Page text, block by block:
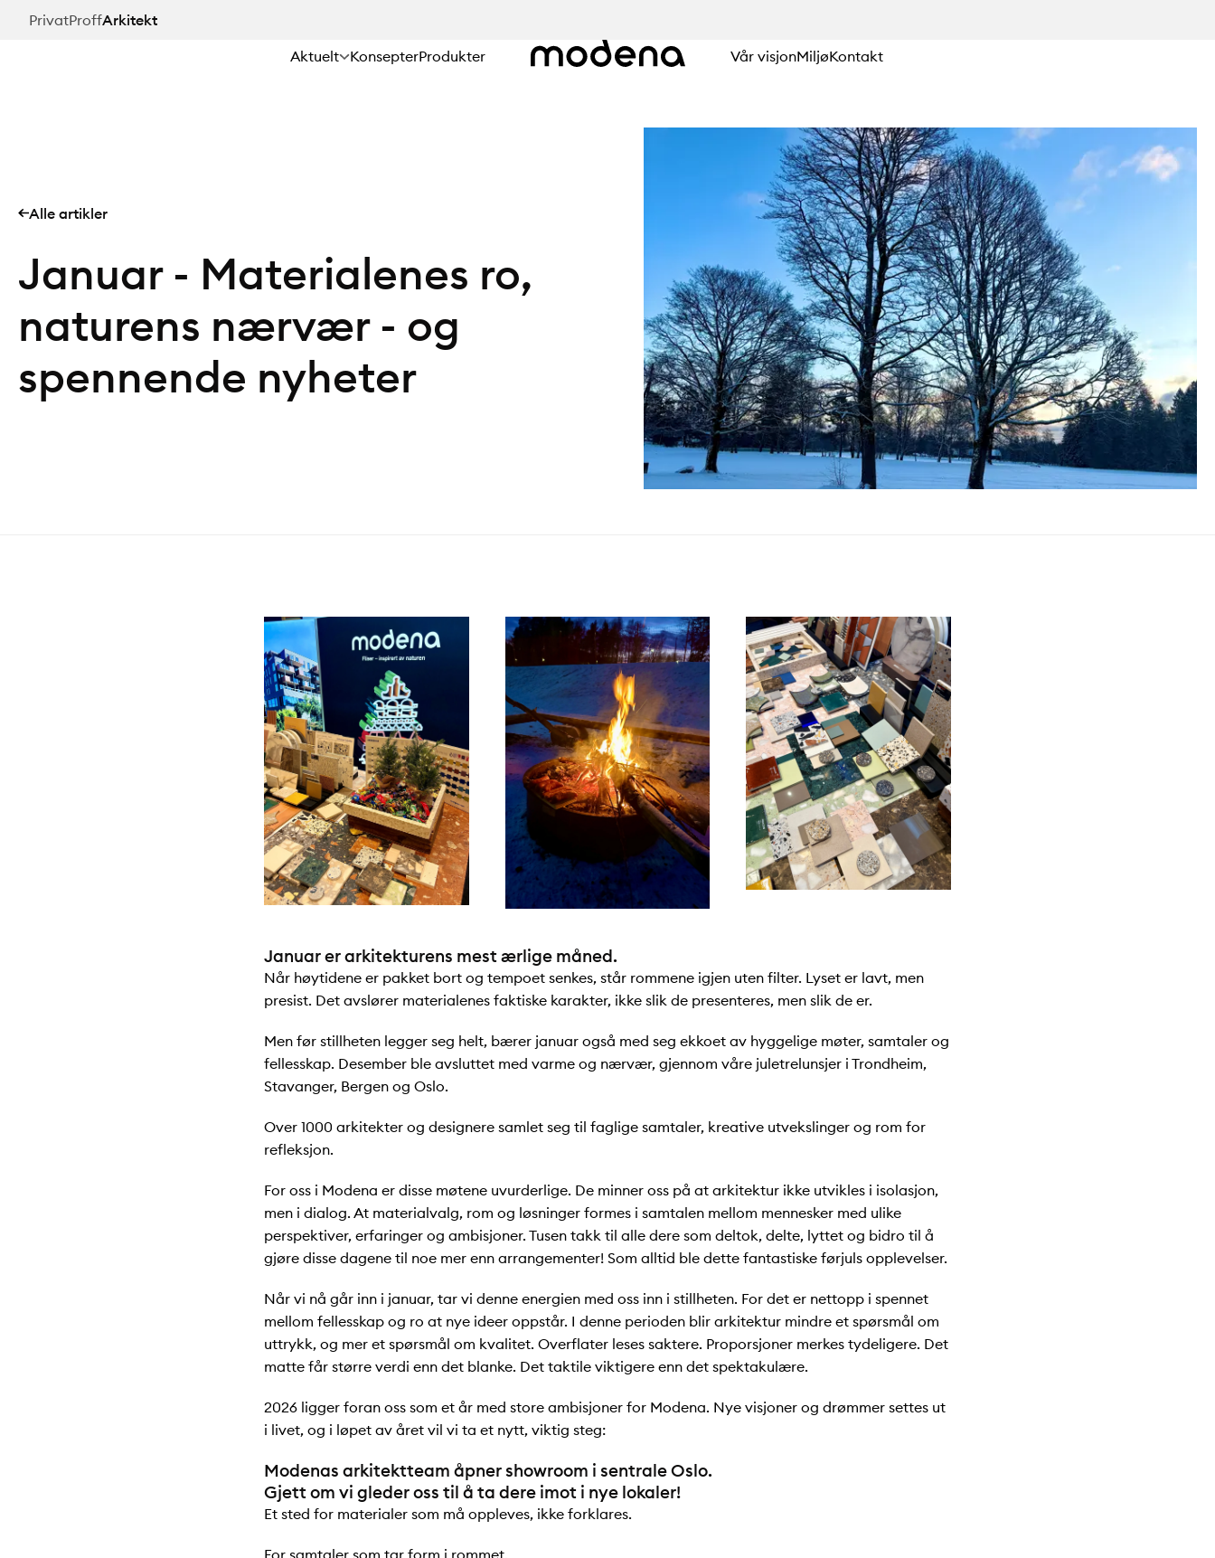
HoppPrivatProffArkitekt
Aktuelt KonsepterProdukter Vår visjonMiljøKontakt
Alle artikler
Januar - Materialenes ro,
naturens nærvær - og
spennende nyheter
Januar er arkitekturens mest ærlige måned.
Når høytidene er pakket bort og tempoet senkes, står rommene igjen uten filter. Lyset er lavt, men
presist. Det avslører materialenes faktiske karakter, ikke slik de presenteres, men slik de er.
Men før stillheten legger seg helt, bærer januar også med seg ekkoet av hyggelige møter, samtaler og
fellesskap. Desember ble avsluttet med varme og nærvær, gjennom våre juletrelunsjer i Trondheim,
Stavanger, Bergen og Oslo.
Over 1000 arkitekter og designere samlet seg til faglige samtaler, kreative utvekslinger og rom for
refleksjon.
For oss i Modena er disse møtene uvurderlige. De minner oss på at arkitektur ikke utvikles i isolasjon,
men i dialog. At materialvalg, rom og løsninger formes i samtalen mellom mennesker med ulike
perspektiver, erfaringer og ambisjoner. Tusen takk til alle dere som deltok, delte, lyttet og bidro til å
gjøre disse dagene til noe mer enn arrangementer! Som alltid ble dette fantastiske førjuls opplevelser.
Når vi nå går inn i januar, tar vi denne energien med oss inn i stillheten. For det er nettopp i spennet
mellom fellesskap og ro at nye ideer oppstår. I denne perioden blir arkitektur mindre et spørsmål om
uttrykk, og mer et spørsmål om kvalitet. Overflater leses saktere. Proporsjoner merkes tydeligere. Det
matte får større verdi enn det blanke. Det taktile viktigere enn det spektakulære.
2026 ligger foran oss som et år med store ambisjoner for Modena. Nye visjoner og drømmer settes ut
i livet, og i løpet av året vil vi ta et nytt, viktig steg:
Modenas arkitektteam åpner showroom i sentrale Oslo.
Gjett om vi gleder oss til å ta dere imot i nye lokaler!
Et sted for materialer som må oppleves, ikke forklares.